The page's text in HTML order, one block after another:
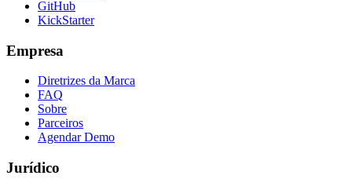
GitHub
KickStarter
Empresa
Diretrizes da Marca
FAQ
Sobre
Parceiros
Agendar Demo
Jurídico